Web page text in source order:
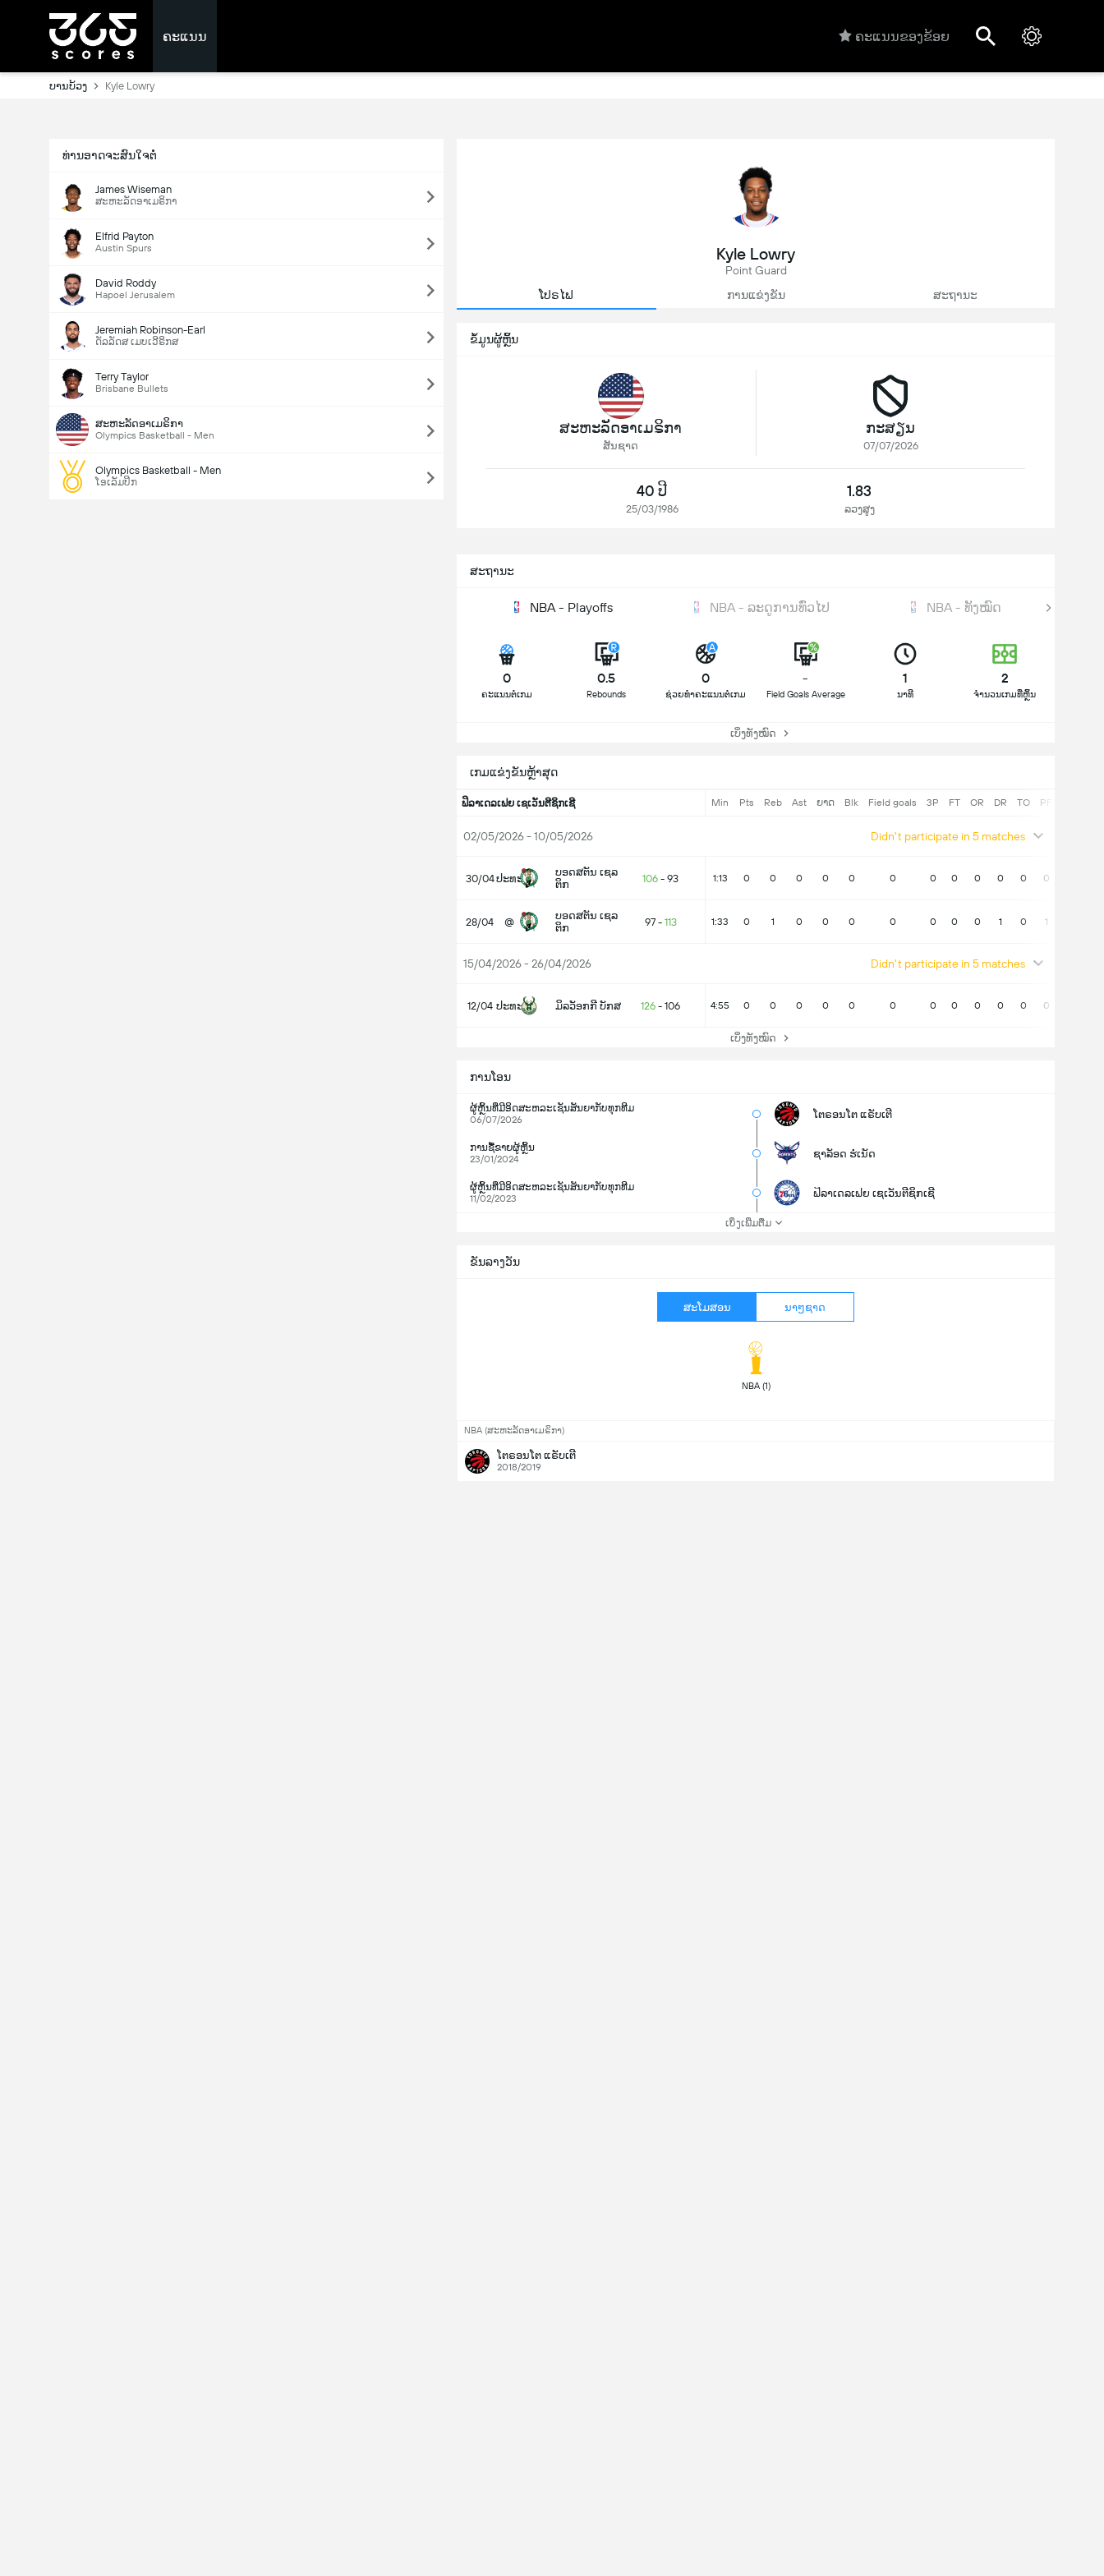
ຄະແນນ ຄະແນນຂອງຂ້ອຍ
ບານບ້ວງ Kyle Lowry
ທ່ານອາດຈະສົນໃຈຕໍ່
James Wiseman
ສະຫະລັດອາເມຣິກາ
Elfrid Payton
Austin Spurs
David Roddy
Hapoel Jerusalem
Jeremiah Robinson-Earl
ດັລລັດສ ເມບເວີຣິກສ
Terry Taylor
Brisbane Bullets
ສະຫະລັດອາເມຣິກາ
Olympics Basketball - Men
Olympics Basketball - Men
ໂອເລັມປິກ
Kyle Lowry
Point Guard
ໂປຣໄຟ
ການແຂ່ງຂັນ ສະຖານະ
ຂໍ້ມູນຜູ້ຫຼິ້ນ
ສະຫະລັດອາເມຣິກາ
ສັນຊາດ
ກະສຽນ
07/07/2026
40 ປີ
25/03/1986
1.83
ລວງສູງ
ສະຖານະ
NBA - Playoffs NBA - ລະດູການທົ່ວໄປ NBA - ທັງໝົດ
0
ຄະແນນຕໍ່ເກມ
0.5
Rebounds
0
ຊ່ວຍທຳຄະແນນຕໍ່ເກມ
-
Field Goals Average
1
ນາທີ
2
ຈຳນວນເກມທີ່ຫຼິ້ນ
ເບິ່ງທັງໝົດ
ເກມແຂ່ງຂັນຫຼ້າສຸດ
ຟິລາເດລເຟຍ ເຊເວັນຕີຊິກເຊີ Min Pts Reb Ast ຍາດ Blk Field goals 3P FT OR DR TO PF
02/05/2026 - 10/05/2026 Didn't participate in 5 matches
30/04ປະທະ
ບອດສຕັນ ເຊລ
ຕິກ
106 - 93 1:13 0 0 0 0 0 0 0 0 0 0 0 0
28/04 @
ບອດສຕັນ ເຊລ
ຕິກ
97- 113 1:33 0 1 0 0 0 0 0 0 0 1 0 1
15/04/2026 - 26/04/2026 Didn't participate in 5 matches
12/04 ປະທະ ມິລວັອກກີ ບັກສ 126 - 106 4:55 0 0 0 0 0 0 0 0 0 0 0 0
ເບິ່ງທັງໝົດ
ການໂອນ
ຜູ້ຫຼິ້ນທີ່ມີອິດສະຫລະເຊັນສັນຍາກັບທຸກທີມ
06/07/2026
ໂຕຣອນໂຕ ແຣັບເຕີ
ການຊື້ຂາຍຜູ້ຫຼິ້ນ
23/01/2024
ຊາລັອດ ຮໍເນັດ
ຜູ້ຫຼິ້ນທີ່ມີອິດສະຫລະເຊັນສັນຍາກັບທຸກທີມ
11/02/2023
ຟິລາເດລເຟຍ ເຊເວັນຕີຊິກເຊີ
ເບິ່ງເພີ່ມຕື່ມ
ຂັນລາງວັນ
ສະໂມສອນ ນາໆຊາດ
NBA (1)
NBA (ສະຫະລັດອາເມຣິກາ)
ໂຕຣອນໂຕ ແຣັບເຕີ
2018/2019